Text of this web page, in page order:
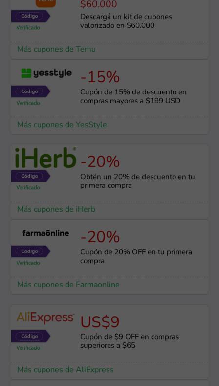
$60.000
Descargá un kit de cupones
valorizado en $60.000
Más cupones de Temu
-15%
Cupón de 15% de descuento en
compras mayores a $199 USD
Más cupones de YesStyle
-20%
Obtén un 20% de descuento en tu
primera compra
Más cupones de iHerb
-20%
Cupón de 20% OFF en tu primera
compra
Más cupones de Farmaonline
US$9
Cupón de $9 OFF en compras
superiores a $65
Más cupones de AliExpress